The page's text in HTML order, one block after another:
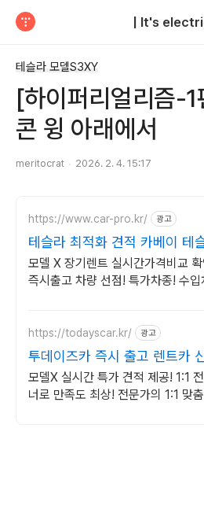
| It's
테슬라 모델S3XY
[하이퍼리얼리즘-
콘 윙 아래에서
meritocrat 2026. 2. 4. 15:17
https://www.car-pro.kr/ 광고
테슬라 최적화 견적 카베이 테
가차량 무료견적
모델 X 장기렌트 실시간가격비교
즉시출고 차량 선점! 특가차종! 수입
https://todayscar.kr/ 광고
투데이즈카 즉시 출고 렌트카
기렌트 특가
모델X 실시간 특가 견적 제공! 1:1
너로 만족도 최상! 전문가의 1:1 맞